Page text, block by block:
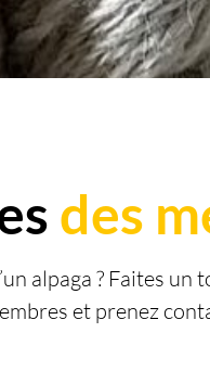
des
alpaga ? Faites
et prenez